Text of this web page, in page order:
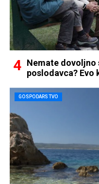
Nemate dovoljno
poslodavca? Evo
GOSPODARSTVO